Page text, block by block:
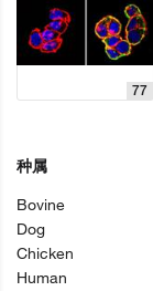
77
种属
Bovine
Dog
Chicken
Human